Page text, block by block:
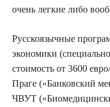
очень легкие либо
Русскоязычные
экономики
стоимость от 3600
Праге («Банковский
ЧВУТ